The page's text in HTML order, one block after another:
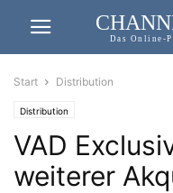
Das Online-
Start Distribution
Distribution
VAD
weiterer